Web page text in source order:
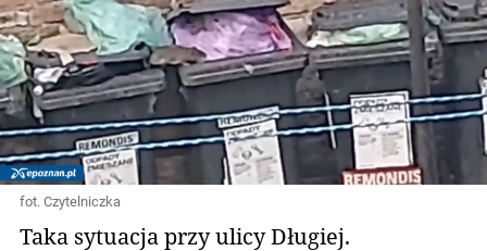
fot. Czytelniczka
Taka sytuacja przy ulicy Długiej.